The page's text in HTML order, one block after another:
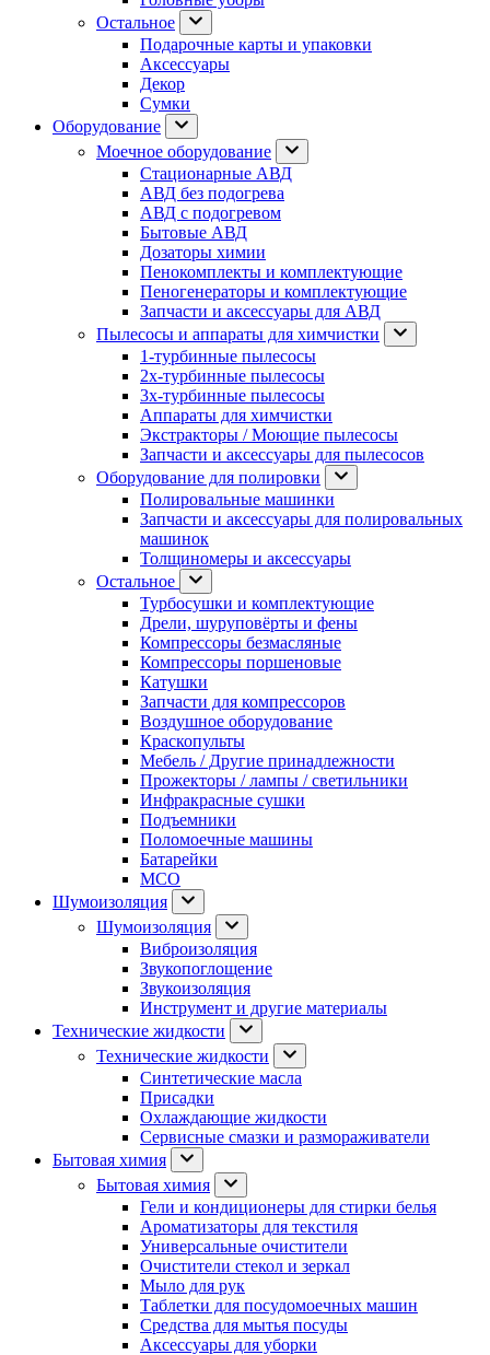
Остальное
Подарочные карты и упаковки
Аксессуары
Декор
Сумки
Оборудование
Моечное оборудование
Стационарные АВД
АВД без подогрева
АВД с подогревом
Бытовые АВД
Дозаторы химии
Пенокомплекты и комплектующие
Пеногенераторы и комплектующие
Запчасти и аксессуары для АВД
Пылесосы и аппараты для химчистки
1-турбинные пылесосы
2х-турбинные пылесосы
3х-турбинные пылесосы
Аппараты для химчистки
Экстракторы / Моющие пылесосы
Запчасти и аксессуары для пылесосов
Оборудование для полировки
Полировальные машинки
Запчасти и аксессуары для полировальных
машинок
Толщиномеры и аксессуары
Остальное
Турбосушки и комплектующие
Дрели, шуруповёрты и фены
Компрессоры безмасляные
Компрессоры поршеновые
Катушки
Запчасти для компрессоров
Воздушное оборудование
Краскопульты
Мебель / Другие принадлежности
Прожекторы / лампы / светильники
Инфракрасные сушки
Подъемники
Поломоечные машины
Батарейки
МСО
Шумоизоляция
Шумоизоляция
Виброизоляция
Звукопоглощение
Звукоизоляция
Инструмент и другие материалы
Технические жидкости
Технические жидкости
Синтетические масла
Присадки
Охлаждающие жидкости
Сервисные смазки и размораживатели
Бытовая химия
Бытовая химия
Гели и кондиционеры для стирки белья
Ароматизаторы для текстиля
Универсальные очистители
Очистители стекол и зеркал
Мыло для рук
Таблетки для посудомоечных машин
Средства для мытья посуды
Аксессуары для уборки